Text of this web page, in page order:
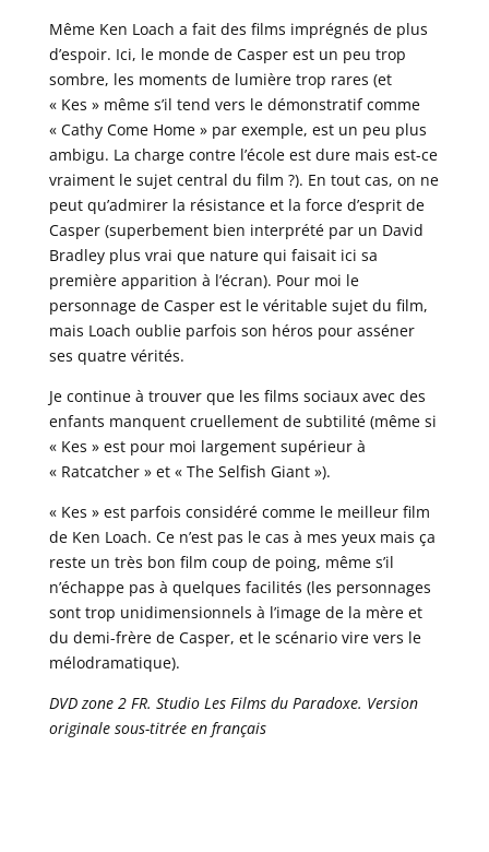
Même Ken Loach a fait des films imprégnés de plus
d’espoir. Ici, le monde de Casper est un peu trop
sombre, les moments de lumière trop rares (et
« Kes » même s’il tend vers le démonstratif comme
« Cathy Come Home » par exemple, est un peu plus
ambigu. La charge contre l’école est dure mais est-ce
vraiment le sujet central du film ?). En tout cas, on ne
peut qu’admirer la résistance et la force d’esprit de
Casper (superbement bien interprété par un David
Bradley plus vrai que nature qui faisait ici sa
première apparition à l’écran). Pour moi le
personnage de Casper est le véritable sujet du film,
mais Loach oublie parfois son héros pour asséner
ses quatre vérités.
Je continue à trouver que les films sociaux avec des
enfants manquent cruellement de subtilité (même si
« Kes » est pour moi largement supérieur à
« Ratcatcher » et « The Selfish Giant »).
« Kes » est parfois considéré comme le meilleur film
de Ken Loach. Ce n’est pas le cas à mes yeux mais ça
reste un très bon film coup de poing, même s’il
n’échappe pas à quelques facilités (les personnages
sont trop unidimensionnels à l’image de la mère et
du demi-frère de Casper, et le scénario vire vers le
mélodramatique).
DVD zone 2 FR. Studio Les Films du Paradoxe. Version
originale sous-titrée en français